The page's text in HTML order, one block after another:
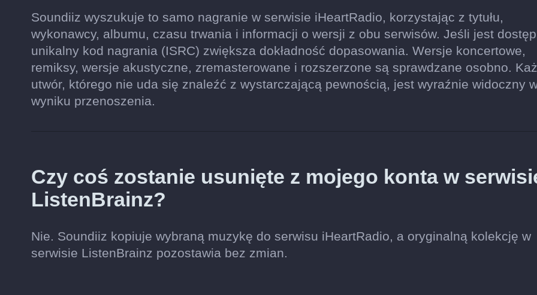
Soundiiz wyszukuje to samo nagranie w serwisie iHeartRadio, korzystając z tytułu,
wykonawcy, albumu, czasu trwania i informacji o wersji z obu serwisów. Jeśli jest
unikalny kod nagrania (ISRC) zwiększa dokładność dopasowania. Wersje koncertowe,
remiksy, wersje akustyczne, zremasterowane i rozszerzone są sprawdzane osobno.
utwór, którego nie uda się znaleźć z wystarczającą pewnością, jest wyraźnie widoczny
wyniku przenoszenia.
Czy coś zostanie usunięte z mojego konta w
ListenBrainz?
Nie. Soundiiz kopiuje wybraną muzykę do serwisu iHeartRadio, a oryginalną kolekcję w
serwisie ListenBrainz pozostawia bez zmian.